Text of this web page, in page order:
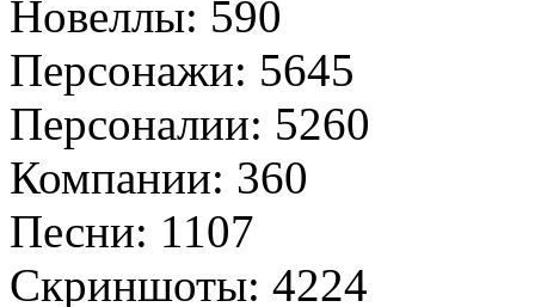
Новеллы: 590
Персонажи: 5645
Персоналии: 5260
Компании: 360
Песни: 1107
Скриншоты: 4224